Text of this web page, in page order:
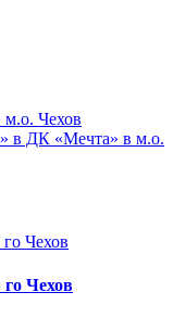
Чехов
в ДК «Мечта» в м.о.
Чехов